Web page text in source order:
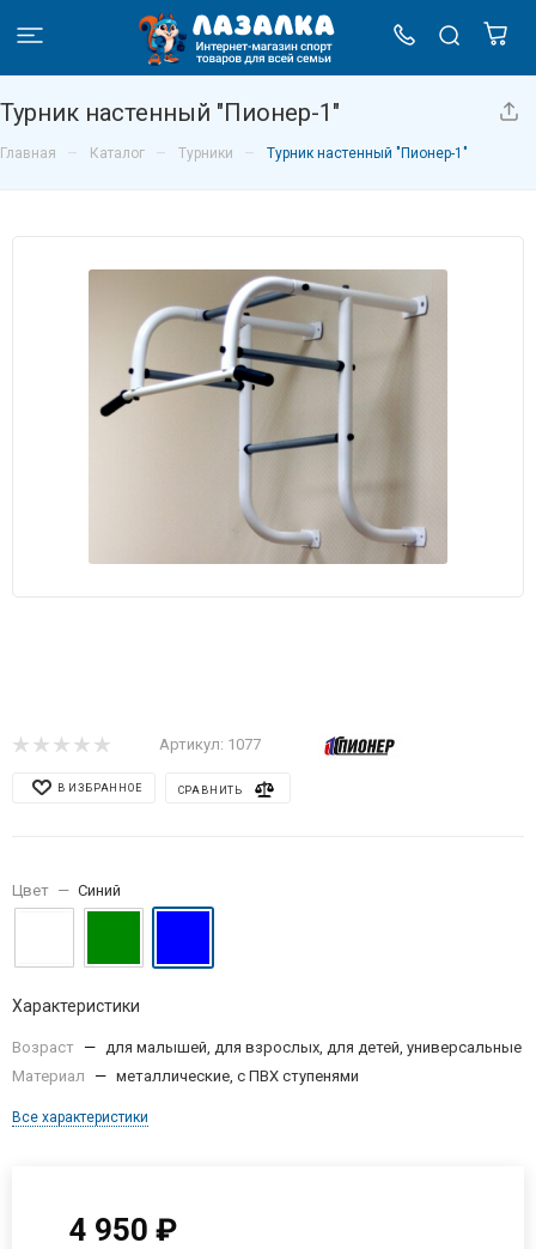
Турник настенный "Пионер-1"
Главная – Каталог – Турники – Турник настенный "Пионер-1"
Артикул: 1077
В ИЗБРАННОЕ СРАВНИТЬ
Цвет — Синий
Характеристики
Возраст — для малышей, для взрослых, для детей, универсальные
Материал
— металлические, с ПВХ ступенями
Все характеристики
4 950 ₽